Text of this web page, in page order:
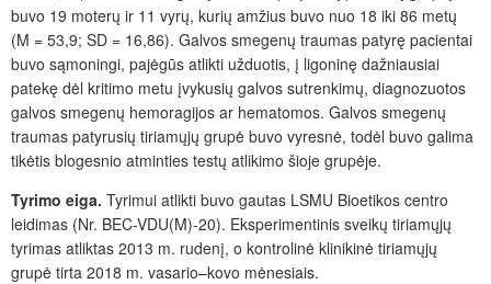
buvo 19 moterų ir 11 vyrų, kurių amžius buvo nuo 18 iki 86 metų
(M = 53,9; SD = 16,86). Galvos smegenų traumas patyrę pacientai
buvo sąmoningi, pajėgūs atlikti užduotis, į ligoninę dažniausiai
patekę dėl kritimo metu įvykusių galvos sutrenkimų, diagnozuotos
galvos smegenų hemoragijos ar hematomos. Galvos smegenų
traumas patyrusių tiriamųjų grupė buvo vyresnė, todėl buvo galima
tikėtis blogesnio atminties testų atlikimo šioje grupėje.
Tyrimo eiga. Tyrimui atlikti buvo gautas LSMU Bioetikos centro
leidimas (Nr. BEC-VDU(M)-20). Eksperimentinis sveikų tiriamųjų
tyrimas atliktas 2013 m. rudenį, o kontrolinė klinikinė tiriamųjų
grupė tirta 2018 m. vasario–kovo mėnesiais.